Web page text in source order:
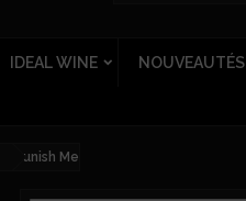
IDEAL WINE NOUVEAUTÉS
Punish Me